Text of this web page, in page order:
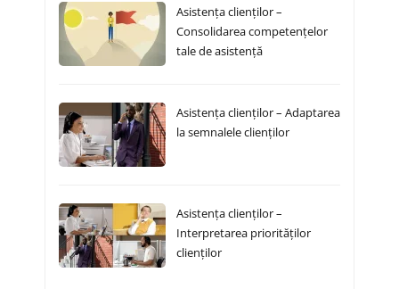
Asistența clienților –
Consolidarea competențelor
tale de asistență
Asistența clienților – Adaptarea
la semnalele clienților
Asistența clienților –
Interpretarea priorităților
clienților